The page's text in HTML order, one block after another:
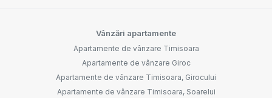
Vânzări apartamente
Apartamente de vânzare Timisoara
Apartamente de vânzare Giroc
Apartamente de vânzare Timisoara, Girocului
Apartamente de vânzare Timisoara, Soarelui